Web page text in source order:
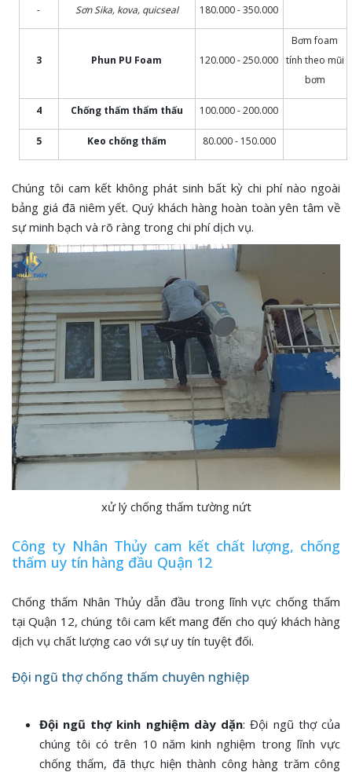
- Sơn Sika, kova, quicseal 180.000 - 350.000
3 Phun PU Foam 120.000 - 250.000
Bơm foam
tính theo mũi
bơm
4 Chống thấm thẩm thấu 100.000 - 200.000
5 Keo chống thấm 80.000 - 150.000
Chúng tôi cam kết không phát sinh bất kỳ chi phí nào ngoài
bảng giá đã niêm yết. Quý khách hàng hoàn toàn yên tâm về
sự minh bạch và rõ ràng trong chi phí dịch vụ.
xử lý chống thấm tường nứt
Công ty Nhân Thủy cam kết chất lượng, chống
thấm uy tín hàng đầu Quận 12
Chống thấm Nhân Thủy dẫn đầu trong lĩnh vực chống thấm
tại Quận 12, chúng tôi cam kết mang đến cho quý khách hàng
dịch vụ chất lượng cao với sự uy tín tuyệt đối.
Đội ngũ thợ chống thấm chuyên nghiệp
Đội ngũ thợ kinh nghiệm dày dặn: Đội ngũ thợ của
chúng tôi có trên 10 năm kinh nghiệm trong lĩnh vực
chống thấm, đã thực hiện thành công hàng trăm công